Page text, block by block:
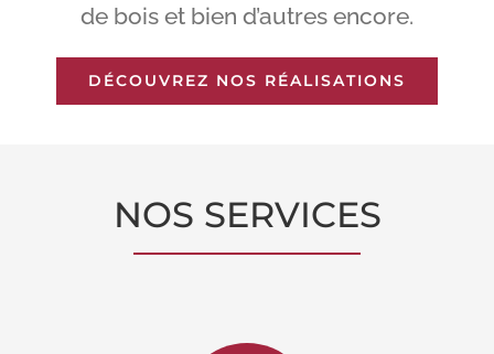
de bois et bien d’autres encore.
DÉCOUVREZ NOS RÉALISATIONS
NOS SERVICES